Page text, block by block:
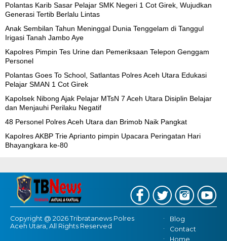
Polantas Karib Sasar Pelajar SMK Negeri 1 Cot Girek, Wujudkan
Generasi Tertib Berlalu Lintas
Anak Sembilan Tahun Meninggal Dunia Tenggelam di Tanggul
Irigasi Tanah Jambo Aye
Kapolres Pimpin Tes Urine dan Pemeriksaan Telepon Genggam
Personel
Polantas Goes To School, Satlantas Polres Aceh Utara Edukasi
Pelajar SMAN 1 Cot Girek
Kapolsek Nibong Ajak Pelajar MTsN 7 Aceh Utara Disiplin Belajar
dan Menjauhi Perilaku Negatif
48 Personel Polres Aceh Utara dan Brimob Naik Pangkat
Kapolres AKBP Trie Aprianto pimpin Upacara Peringatan Hari
Bhayangkara ke-80
Copyright @ 2026 Tribratanews Polres
Aceh Utara, All Rights Reserved
Blog
Contact
Home